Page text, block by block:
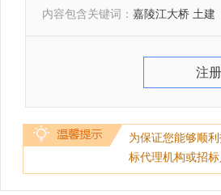
内容包含关键词： 嘉陵江大桥 土建
注
为保证您能够顺
标代理机构或招标